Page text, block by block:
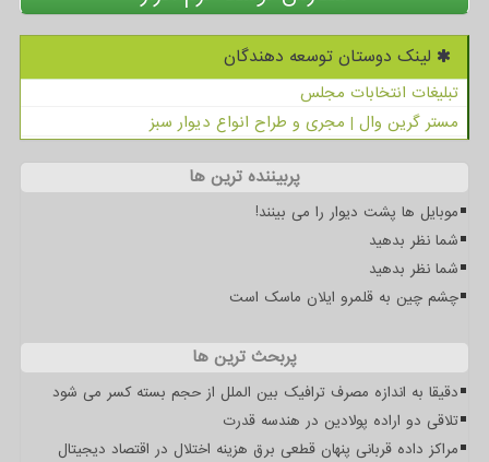
لینک دوستان توسعه دهندگان
تبلیغات انتخابات مجلس
مستر گرین وال | مجری و طراح انواع دیوار سبز
پربیننده ترین ها
موبایل ها پشت دیوار را می بینند!
شما نظر بدهید
شما نظر بدهید
چشم چین به قلمرو ایلان ماسک است
پربحث ترین ها
دقیقا به اندازه مصرف ترافیک بین الملل از حجم بسته کسر می شود
تلاقی دو اراده پولادین در هندسه قدرت
مراکز داده قربانی پنهان قطعی برق هزینه اختلال در اقتصاد دیجیتال